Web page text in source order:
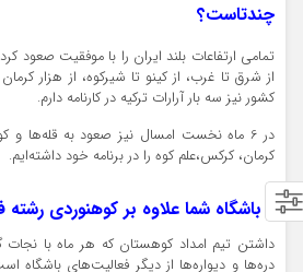
چندتاست؟
تمامی ارتفاعات بلند ایران را با موفقیت صعود
از شرق تا غرب، از کینو تا شیرکوه، از هزار
کشور نیز سه بار آرارات ترکیه در کارنامه دارم.
در 6 ماه نخست امسال نیز صعود به قله‌ها و
کرمان، کرکس،علم کوه را در برنامه خود داشته‌ایم.
* باشگاه شما علاوه بر کوهنوردی
داشتن تیم امداد کوهستان که هر ماه با نجات
دره‌ها و دیواره‌ها از دیگر فعالیت‌های